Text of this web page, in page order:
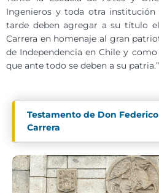
Ingenieros y toda otra institución
tarde deben agregar a su título
Carrera en homenaje al gran
de Independencia en Chile y
que ante todo se deben a su patria.”
Testamento de Don
Carrera